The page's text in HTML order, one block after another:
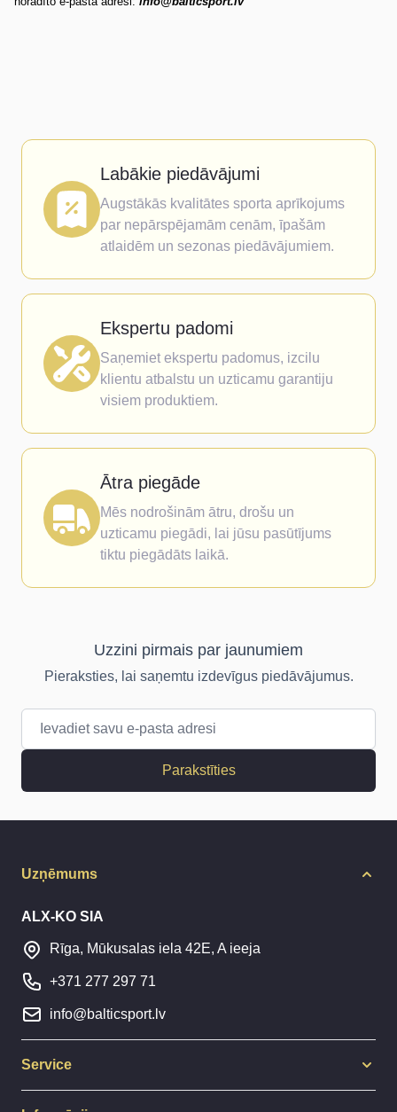
Labākie piedāvājumi
Augstākās kvalitātes sporta aprīkojums
par nepārspējamām cenām, īpašām
atlaidēm un sezonas piedāvājumiem.
Ekspertu padomi
Saņemiet ekspertu padomus, izcilu
klientu atbalstu un uzticamu garantiju
visiem produktiem.
Ātra piegāde
Mēs nodrošinām ātru, drošu un
uzticamu piegādi, lai jūsu pasūtījums
tiktu piegādāts laikā.
Uzzini pirmais par jaunumiem
Pieraksties, lai saņemtu izdevīgus piedāvājumus.
Parakstīties
Uzņēmums
ALX-KO SIA
Rīga, Mūkusalas iela 42E, A ieeja
+371 277 297 71
info@balticsport.lv
Service